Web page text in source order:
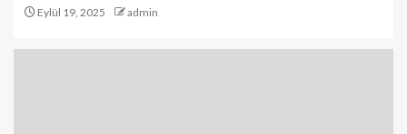
Eylül 19, 2025 admin